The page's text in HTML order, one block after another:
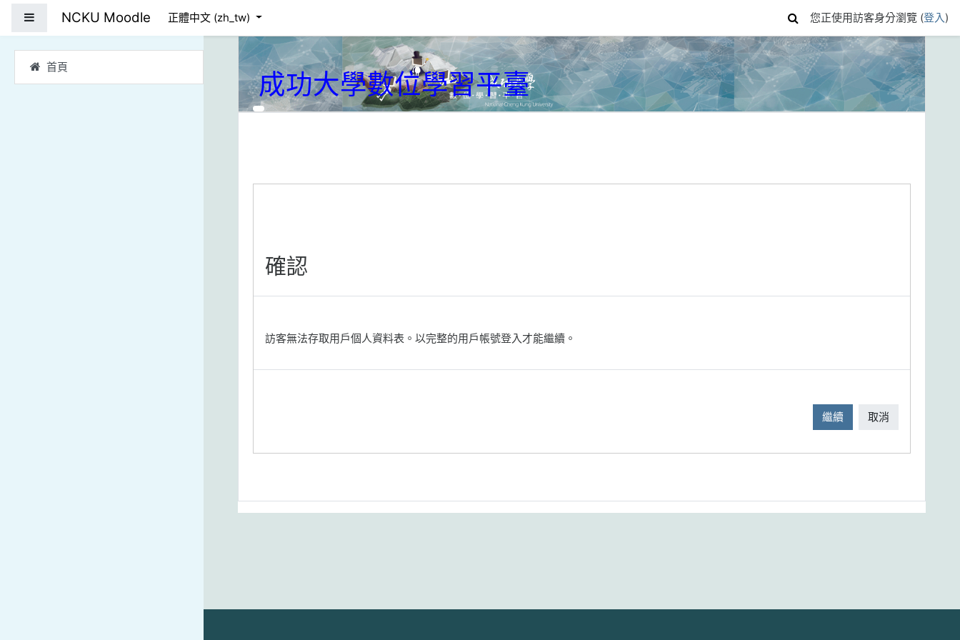
首頁
NCKU Moodle 正體中文 ‎(zh_tw)‎ 您正使用訪客身分瀏覽 (登入)
成功大學數位學習平臺
確認
訪客無法存取用戶個人資料表。以完整的用戶帳號登入才能繼續。
繼續 取消